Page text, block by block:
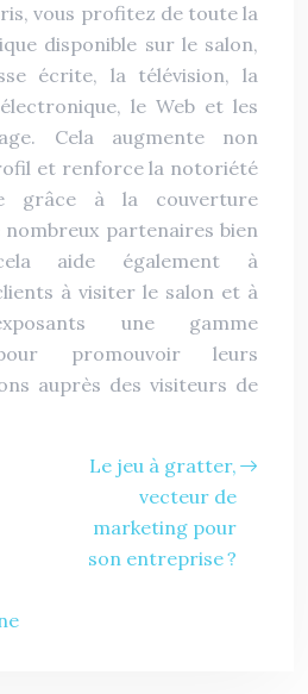
vous profitez de toute la
disponible sur le salon,
écrite, la télévision, la
le Web et les
Cela augmente non
et renforce la notoriété
grâce à la couverture
partenaires bien
aide également à
à visiter le salon et à
une gamme
promouvoir leurs
auprès des visiteurs de
Le jeu à gratter,
vecteur de
marketing pour
son entreprise ?